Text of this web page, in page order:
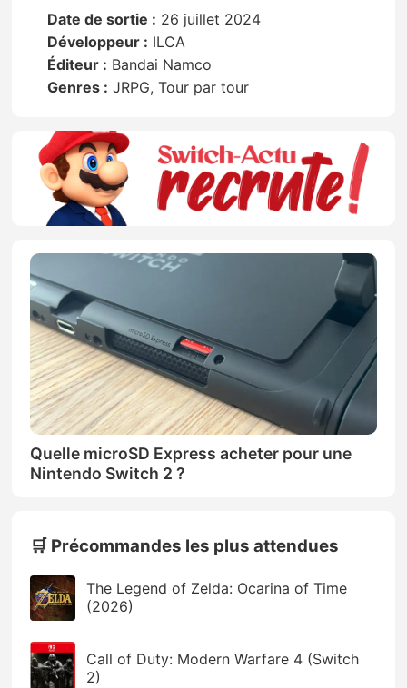
Date de sortie : 26 juillet 2024
Développeur : ILCA
Éditeur : Bandai Namco
Genres : JRPG, Tour par tour
Quelle microSD Express acheter pour une
Nintendo Switch 2 ?
🛒 Précommandes les plus attendues
The Legend of Zelda: Ocarina of Time
(2026)
Call of Duty: Modern Warfare 4 (Switch
2)